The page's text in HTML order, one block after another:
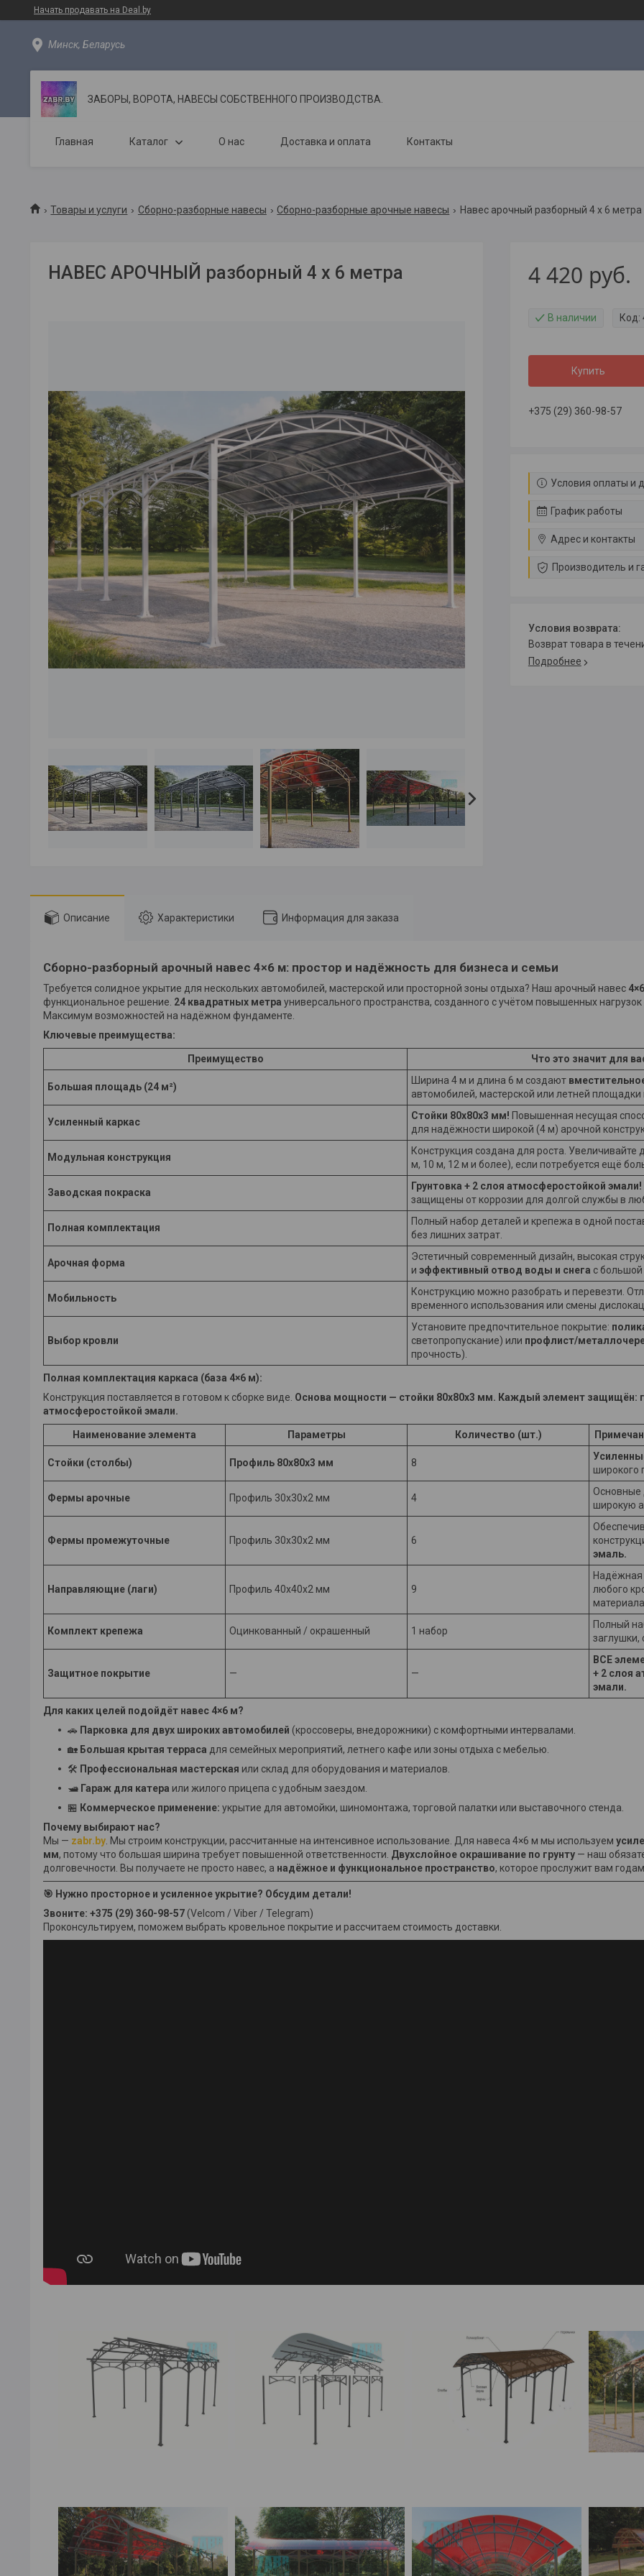
Начать продавать на Deal.by
Минск, Беларусь
ЗАБОРЫ, ВОРОТА, НАВЕСЫ СОБСТВЕННОГО ПРОИЗВОДСТВА.
Главная Каталог О нас Доставка и оплата Контакты
Товары и услуги Сборно-разборные навесы Сборно-разборные арочные навесы Навес арочный разборный 4 х 6 метра
НАВЕС АРОЧНЫЙ разборный 4 х 6 метра 4 420 руб.
В наличии Код:
Купить
+375 (29) 360-98-57
Условия оплаты и
График работы
Адрес и контакты
Производитель и
возврат товара в
Подробнее
Описание Характеристики Информация для заказа
Сборно-разборный арочный навес 4×6 м: простор и надёжность для бизнеса и семьи
Требуется солидное укрытие для нескольких автомобилей, мастерской или просторной зоны отдыха? Наш арочный навес
функциональное решение. 24 квадратных метра универсального пространства, созданного с учётом повышенных нагрузок
Максимум возможностей на надёжном фундаменте.
Ключевые преимущества:
Преимущество Что это значит для
Большая площадь (24 м²)
Ширина 4 м и длина 6 м создают
автомобилей, мастерской или летней площадки
Усиленный каркас
Стойки 80x80x3 мм! Повышенная несущая
для надёжности широкой (4 м) арочной
Модульная конструкция
Конструкция создана для роста. Увеличивайте
м, 10 м, 12 м и более), если потребуется ещё
Заводская покраска
Грунтовка + 2 слоя атмосферостойкой эмали!
защищены от коррозии для долгой службы в
Полная комплектация
Полный набор деталей и крепежа в одной
без лишних затрат.
Арочная форма
Эстетичный современный дизайн, высокая
и эффективный отвод воды и снега с
Мобильность
Конструкцию можно разобрать и перевезти.
временного использования или смены
Выбор кровли
Установите предпочтительное покрытие:
светопропускание) или профлист/
прочность).
Полная комплектация каркаса (база 4×6 м):
Конструкция поставляется в готовом к сборке виде. Основа мощности — стойки 80х80х3 мм. Каждый элемент защищён:
атмосферостойкой эмали.
Наименование элемента Параметры Количество (шт.)
Стойки (столбы) Профиль 80x80x3 мм 8
широкого
Фермы арочные Профиль 30x30x2 мм 4
Основные
широкую
Фермы промежуточные Профиль 30x30x2 мм 6
эмаль.
Направляющие (лаги) Профиль 40x40x2 мм 9
Надёжная
любого
материала.
Комплект крепежа Оцинкованный / окрашенный 1 набор
Полный
заглушки,
Защитное покрытие — —
ВСЕ
+ 2 слоя
эмали.
Для каких целей подойдёт навес 4×6 м?
🚗 Парковка для двух широких автомобилей (кроссоверы, внедорожники) с комфортными интервалами.
🏡 Большая крытая терраса для семейных мероприятий, летнего кафе или зоны отдыха с мебелью.
🛠 Профессиональная мастерская или склад для оборудования и материалов.
🛥 Гараж для катера или жилого прицепа с удобным заездом.
🏪 Коммерческое применение: укрытие для автомойки, шиномонтажа, торговой палатки или выставочного стенда.
Почему выбирают нас?
Мы — zabr.by . Мы строим конструкции, рассчитанные на интенсивное использование. Для навеса 4×6 м мы используем
мм, потому что большая ширина требует повышенной ответственности. Двухслойное окрашивание по грунту — наш
долговечности. Вы получаете не просто навес, а надёжное и функциональное пространство, которое прослужит вам
🎯 Нужно просторное и усиленное укрытие? Обсудим детали!
Звоните: +375 (29) 360-98-57 (Velcom / Viber / Telegram)
Проконсультируем, поможем выбрать кровельное покрытие и рассчитаем стоимость доставки.